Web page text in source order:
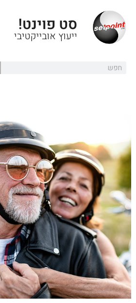
סט פוינט!
ייעוץ אובייקטיבי